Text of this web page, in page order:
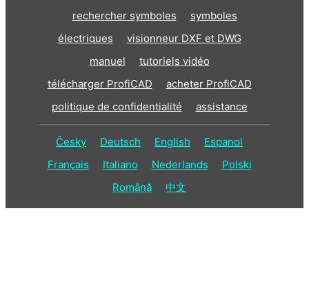
rechercher symboles
symboles
électriques
visionneur DXF et DWG
manuel
tutoriels vidéo
télécharger ProfiCAD
acheter ProfiCAD
politique de confidentialité
assistance
Česky Deutsch English
Espanol
Français
Italiano Nederlands
Polski
Română
中文